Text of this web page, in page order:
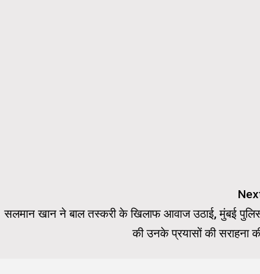
सलमान खान ने बाल तस्करी के खिलाफ आवाज उठाई, मुंबई
की उनके प्रयासों की सराहना